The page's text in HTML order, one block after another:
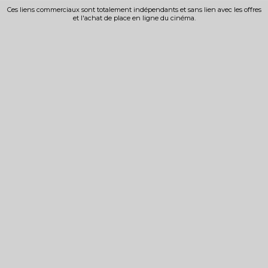
Ces liens commerciaux sont totalement indépendants et sans lien avec les offres
et l'achat de place en ligne du cinéma.